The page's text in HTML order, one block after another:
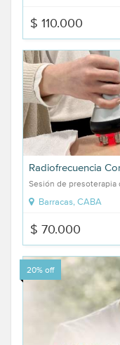
$ 110.000
Radiofrecuencia
Sesión de presoterapia
Barracas, CABA
$ 70.000
20% off